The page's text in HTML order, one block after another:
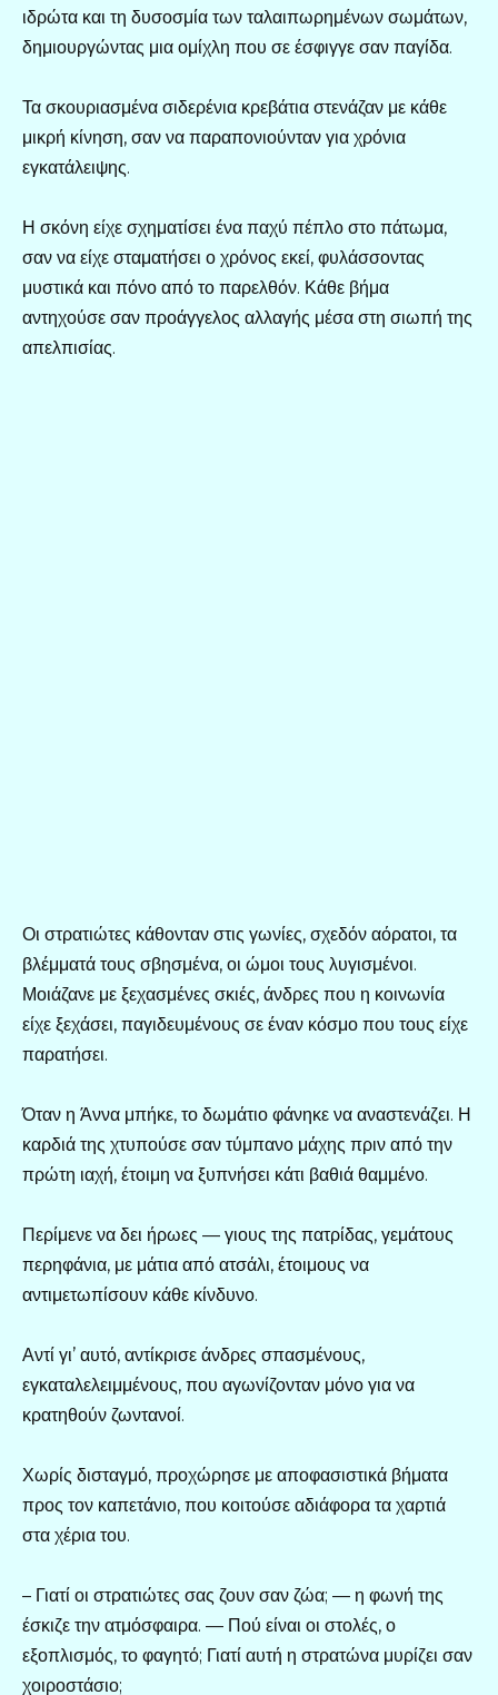
ιδρώτα και τη δυσοσμία των ταλαιπωρημένων σωμάτων,
δημιουργώντας μια ομίχλη που σε έσφιγγε σαν παγίδα.
Τα σκουριασμένα σιδερένια κρεβάτια στενάζαν με κάθε
μικρή κίνηση, σαν να παραπονιούνταν για χρόνια
εγκατάλειψης.
Η σκόνη είχε σχηματίσει ένα παχύ πέπλο στο πάτωμα,
σαν να είχε σταματήσει ο χρόνος εκεί, φυλάσσοντας
μυστικά και πόνο από το παρελθόν. Κάθε βήμα
αντηχούσε σαν προάγγελος αλλαγής μέσα στη σιωπή της
απελπισίας.
Οι στρατιώτες κάθονταν στις γωνίες, σχεδόν αόρατοι, τα
βλέμματά τους σβησμένα, οι ώμοι τους λυγισμένοι.
Μοιάζανε με ξεχασμένες σκιές, άνδρες που η κοινωνία
είχε ξεχάσει, παγιδευμένους σε έναν κόσμο που τους είχε
παρατήσει.
Όταν η Άννα μπήκε, το δωμάτιο φάνηκε να αναστενάζει. Η
καρδιά της χτυπούσε σαν τύμπανο μάχης πριν από την
πρώτη ιαχή, έτοιμη να ξυπνήσει κάτι βαθιά θαμμένο.
Περίμενε να δει ήρωες — γιους της πατρίδας, γεμάτους
περηφάνια, με μάτια από ατσάλι, έτοιμους να
αντιμετωπίσουν κάθε κίνδυνο.
Αντί γι’ αυτό, αντίκρισε άνδρες σπασμένους,
εγκαταλελειμμένους, που αγωνίζονταν μόνο για να
κρατηθούν ζωντανοί.
Χωρίς δισταγμό, προχώρησε με αποφασιστικά βήματα
προς τον καπετάνιο, που κοιτούσε αδιάφορα τα χαρτιά
στα χέρια του.
– Γιατί οι στρατιώτες σας ζουν σαν ζώα; — η φωνή της
έσκιζε την ατμόσφαιρα. — Πού είναι οι στολές, ο
εξοπλισμός, το φαγητό; Γιατί αυτή η στρατώνα μυρίζει σαν
χοιροστάσιο;